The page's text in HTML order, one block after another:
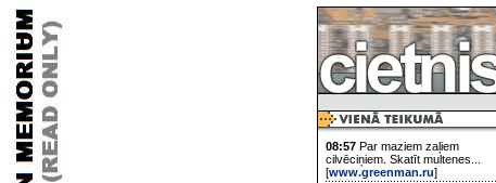
08:57 Par maziem zaļiem
cilvēciņiem. Skatīt multenes...
[www.greenman.ru]